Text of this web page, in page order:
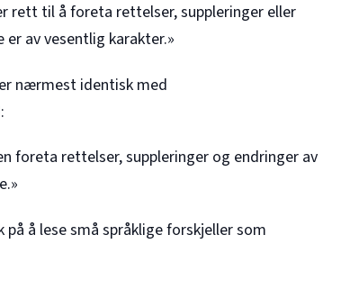
rett til å foreta rettelser, suppleringer eller
av vesentlig karakter.»
nærmest identisk med
:
foreta rettelser, suppleringer og endringer av
å lese små språklige forskjeller som